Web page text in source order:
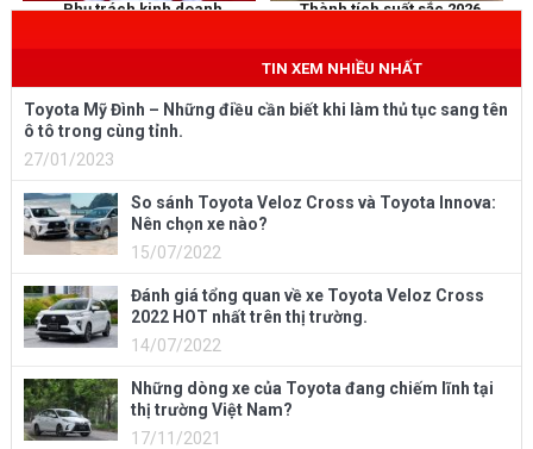
Phụ trách kinh doanh Thành tích suất sắc 2026
TIN XEM NHIỀU NHẤT
Toyota Mỹ Đình – Những điều cần biết khi làm thủ tục sang tên
ô tô trong cùng tỉnh.
27/01/2023
So sánh Toyota Veloz Cross và Toyota Innova:
Nên chọn xe nào?
15/07/2022
Đánh giá tổng quan về xe Toyota Veloz Cross
2022 HOT nhất trên thị trường.
14/07/2022
Những dòng xe của Toyota đang chiếm lĩnh tại
thị trường Việt Nam?
17/11/2021